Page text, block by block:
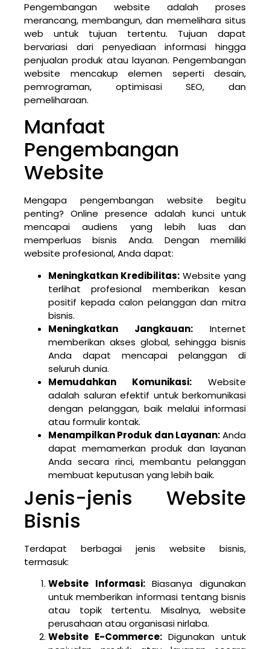
Pengembangan website adalah proses
merancang, membangun, dan memelihara situs
web untuk tujuan tertentu. Tujuan dapat
bervariasi dari penyediaan informasi hingga
penjualan produk atau layanan. Pengembangan
website mencakup elemen seperti desain,
pemrograman, optimisasi SEO, dan
pemeliharaan.
Manfaat
Pengembangan
Website
Mengapa pengembangan website begitu
penting? Online presence adalah kunci untuk
mencapai audiens yang lebih luas dan
memperluas bisnis Anda. Dengan memiliki
website profesional, Anda dapat:
Meningkatkan Kredibilitas: Website yang
terlihat profesional memberikan kesan
positif kepada calon pelanggan dan mitra
bisnis.
Meningkatkan Jangkauan: Internet
memberikan akses global, sehingga bisnis
Anda dapat mencapai pelanggan di
seluruh dunia.
Memudahkan Komunikasi: Website
adalah saluran efektif untuk berkomunikasi
dengan pelanggan, baik melalui informasi
atau formulir kontak.
Menampilkan Produk dan Layanan:Anda
dapat memamerkan produk dan layanan
Anda secara rinci, membantu pelanggan
membuat keputusan yang lebih baik.
Jenis-jenis Website
Bisnis
Terdapat berbagai jenis website bisnis,
termasuk:
Website Informasi:Biasanya digunakan
untuk memberikan informasi tentang bisnis
atau topik tertentu. Misalnya, website
perusahaan atau organisasi nirlaba.
Website E-Commerce:Digunakan untuk